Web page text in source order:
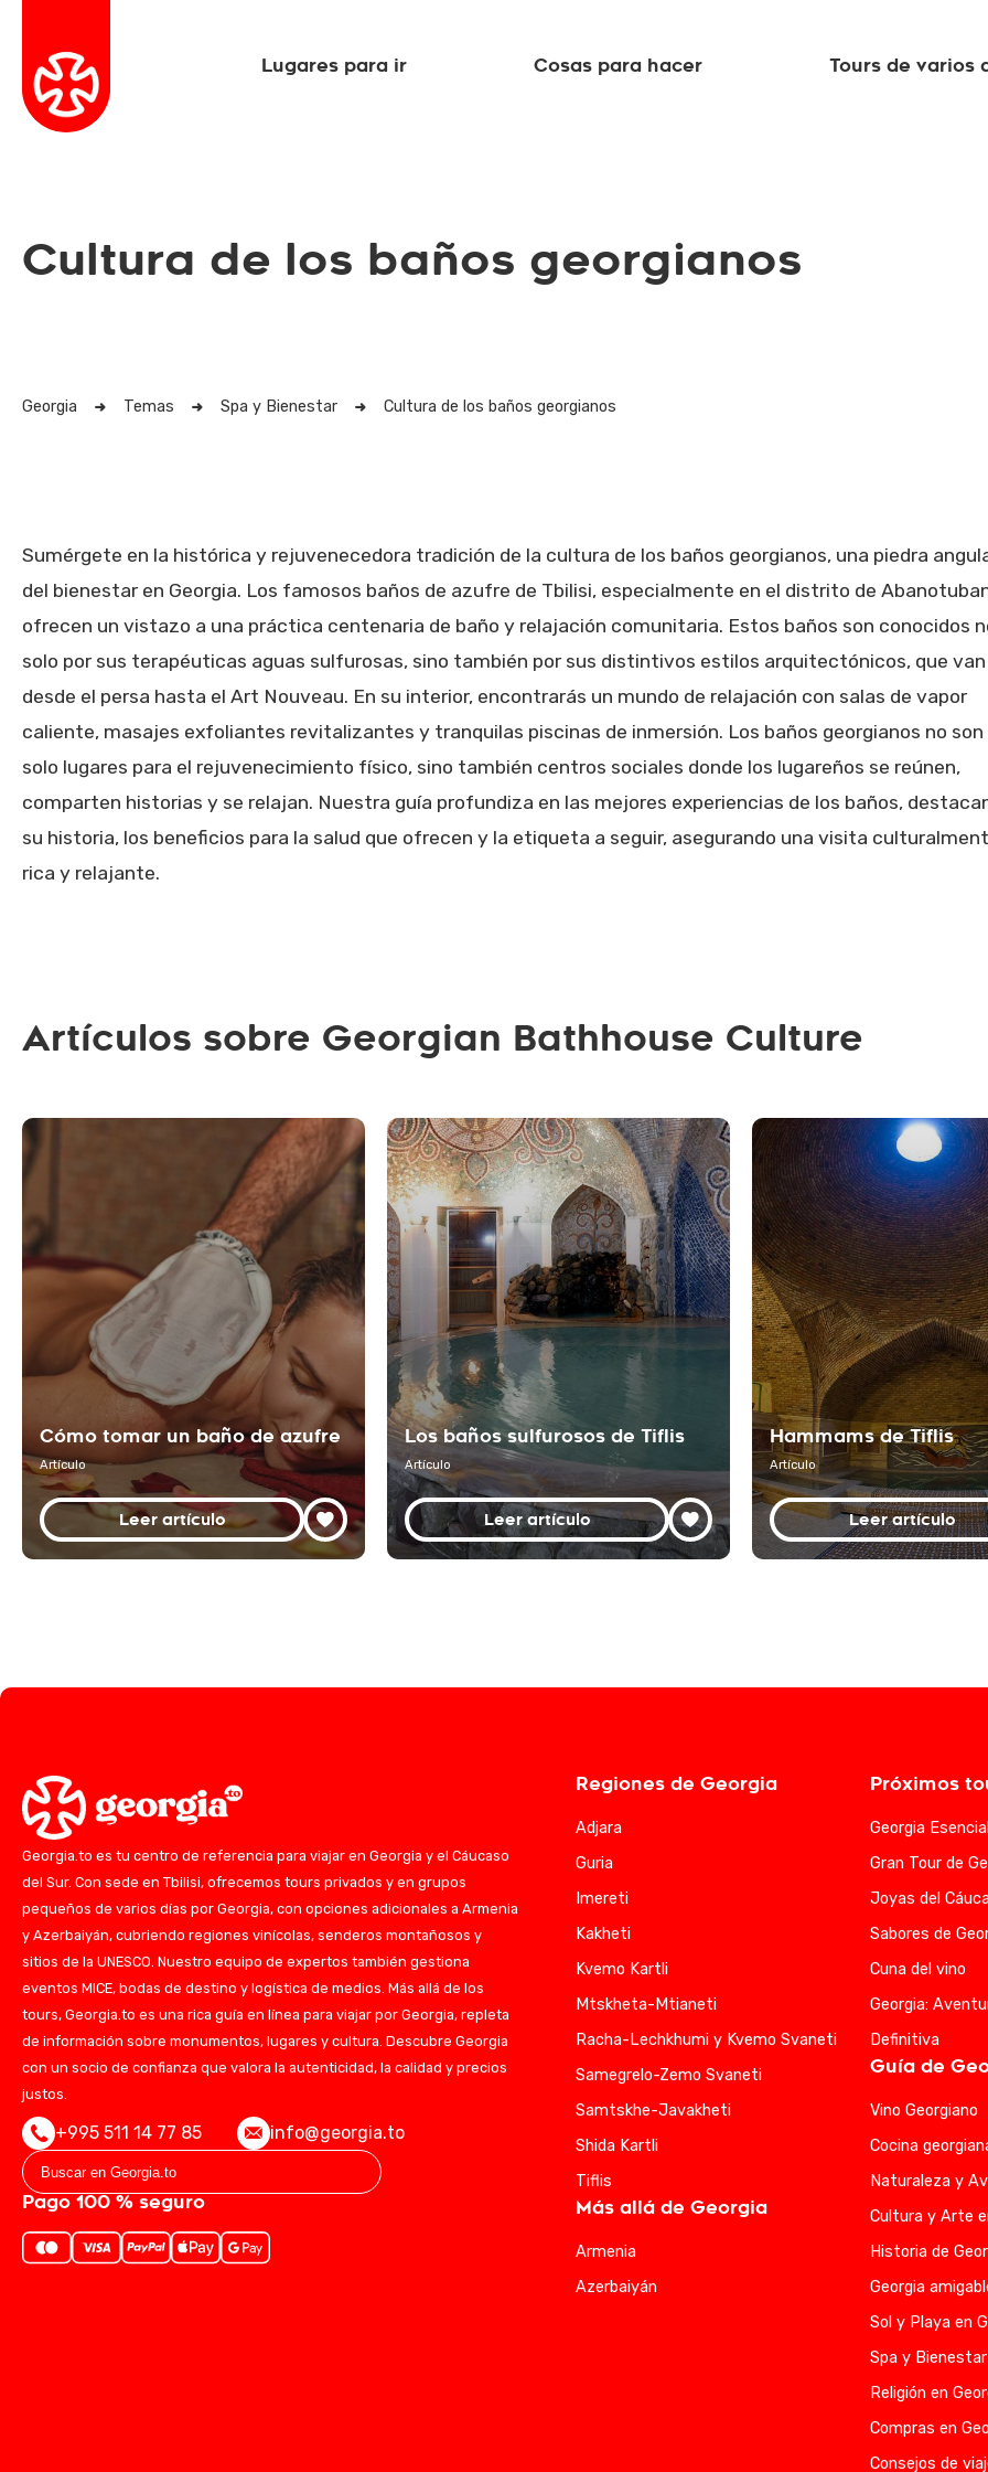
Lugares para ir Cosas para hacer Tours de varios
Cultura de los baños georgianos
Georgia Temas Spa y Bienestar Cultura de los baños georgianos
Sumérgete en la histórica y rejuvenecedora tradición de la cultura de los baños georgianos, una piedra
del bienestar en Georgia. Los famosos baños de azufre de Tbilisi, especialmente en el distrito de
ofrecen un vistazo a una práctica centenaria de baño y relajación comunitaria. Estos baños son conocidos
solo por sus terapéuticas aguas sulfurosas, sino también por sus distintivos estilos arquitectónicos, que van
desde el persa hasta el Art Nouveau. En su interior, encontrarás un mundo de relajación con salas de vapor
caliente, masajes exfoliantes revitalizantes y tranquilas piscinas de inmersión. Los baños georgianos no son
solo lugares para el rejuvenecimiento físico, sino también centros sociales donde los lugareños se reúnen,
comparten historias y se relajan. Nuestra guía profundiza en las mejores experiencias de los baños,
su historia, los beneficios para la salud que ofrecen y la etiqueta a seguir, asegurando una visita
rica y relajante.
Artículos sobre Georgian Bathhouse Culture
Cómo tomar un baño de azufre
Artículo
Leer artículo
Los baños sulfurosos de Tiflis
Artículo
Leer artículo
Hammams de Tiflis
Artículo
Leer artículo
Georgia.to es tu centro de referencia para viajar en Georgia y el Cáucaso
del Sur. Con sede en Tbilisi, ofrecemos tours privados y en grupos
pequeños de varios días por Georgia, con opciones adicionales a Armenia
y Azerbaiyán, cubriendo regiones vinícolas, senderos montañosos y
sitios de la UNESCO. Nuestro equipo de expertos también gestiona
eventos MICE, bodas de destino y logística de medios. Más allá de los
tours, Georgia.to es una rica guía en línea para viajar por Georgia, repleta
de información sobre monumentos, lugares y cultura. Descubre Georgia
con un socio de confianza que valora la autenticidad, la calidad y precios
justos.
+995 511 14 77 85 info@georgia.to
Pago 100 % seguro
Regiones de Georgia
Adjara
Guria
Imereti
Kakheti
Kvemo Kartli
Mtskheta-Mtianeti
Racha-Lechkhumi y Kvemo Svaneti
Samegrelo-Zemo Svaneti
Samtskhe-Javakheti
Shida Kartli
Tiflis
Más allá de Georgia
Armenia
Azerbaiyán
Próximos
Georgia Esencial
Gran Tour de
Joyas del
Sabores de
Cuna del vino
Georgia:
Definitiva
Guía de
Vino Georgiano
Cocina
Naturaleza y
Cultura y Arte
Historia de
Georgia
Sol y Playa en
Spa y
Religión en
Compras en
Consejos de